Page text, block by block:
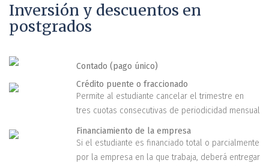
Inversión y descuentos en
postgrados
Contado (pago único)
Crédito puente o fraccionado
Permite al estudiante cancelar el trimestre en
tres cuotas consecutivas de periodicidad mensual
Financiamiento de la empresa
Si el estudiante es financiado total o parcialmente
por la empresa en la que trabaja, deberá entregar